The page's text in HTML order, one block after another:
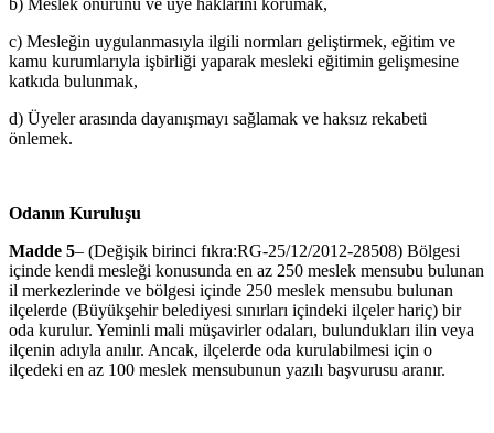
c) Mesleğin uygulanmasıyla ilgili normları geliştirmek, eğitim ve
kamu kurumlarıyla işbirliği yaparak mesleki eğitimin gelişmesine
katkıda bu­lunmak,
d) Üyeler arasında dayanışmayı sağlamak ve haksız rekabeti
önlemek.
Odanın Kuruluşu
Madde 5– (Değişik birinci fıkra:RG-25/12/2012-28508) Bölgesi
içinde kendi mesleği konusunda en az 250 meslek mensubu bulunan
il merkezlerinde ve bölgesi içinde 250 meslek mensubu bulunan
ilçelerde (Büyükşehir belediyesi sınırları içindeki ilçeler hariç) bir
oda kurulur. Yeminli mali müşavirler odaları, bulundukları ilin veya
ilçenin adıyla anılır. Ancak, ilçelerde oda kurulabilmesi için o
ilçedeki en az 100 meslek mensubunun yazılı başvurusu aranır.